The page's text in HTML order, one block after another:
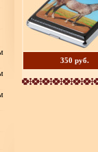
350 руб.